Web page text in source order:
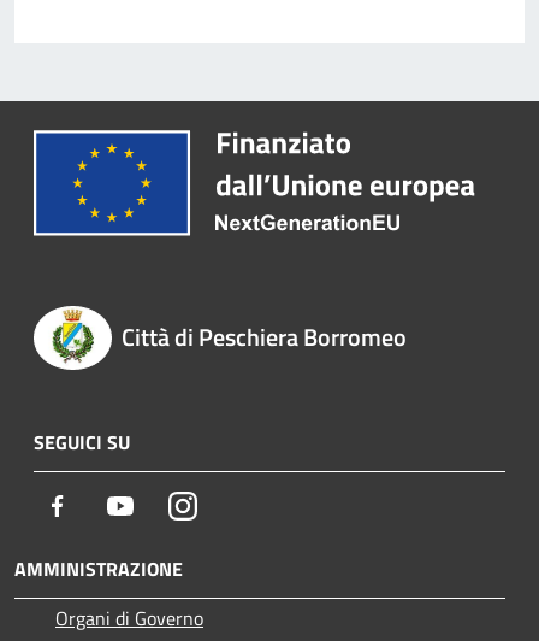
Città di Peschiera Borromeo
SEGUICI SU
Facebook YoutubeInstagram
AMMINISTRAZIONE
Organi di Governo